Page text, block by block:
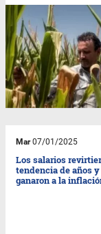
Mar07/01/2025
Los salarios
tendencia de años
ganaron a la